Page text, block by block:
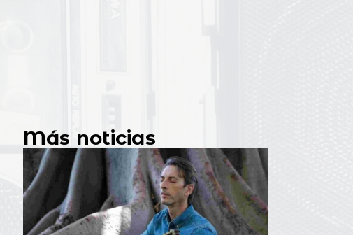
Más noticias